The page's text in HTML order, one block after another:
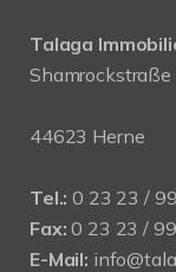
Talaga
44623 Herne
Tel.: 0 23 23 /
Fax: 0 23 23 /
E-Mail: